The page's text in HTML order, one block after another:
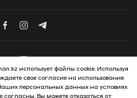
Motor Company
использует файлы cookie. Используя
свое согласие на использование
персональных данных на условиях
согласны, Вы можете отказаться от